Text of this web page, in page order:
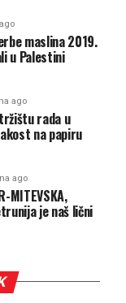
maslina 2019.
u Palestini
ago
rada u
na papiru
ago
MITEVSKA,
je naš lični